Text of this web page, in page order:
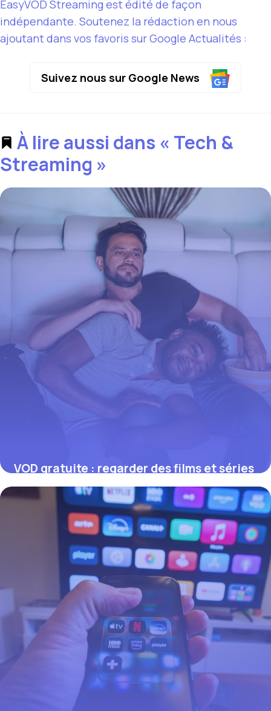
EasyVOD Streaming est édité de façon
indépendante. Soutenez la rédaction en nous
ajoutant dans vos favoris sur Google Actualités :
Suivez nous sur Google News
À lire aussi dans « Tech &
Streaming »
VOD gratuite : regarder des films et séries
légalement sans payer
17 juillet 2026